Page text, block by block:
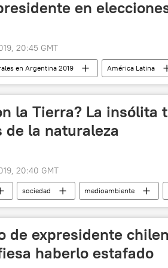
en
20:45 GMT
en Argentina 2019 América Latina
Argentina elecciones
la Tierra? La insólita
de la naturaleza
20:40 GMT
sociedad medioambiente
orientación sexual sexualidad
de expresidente
haberlo estafado